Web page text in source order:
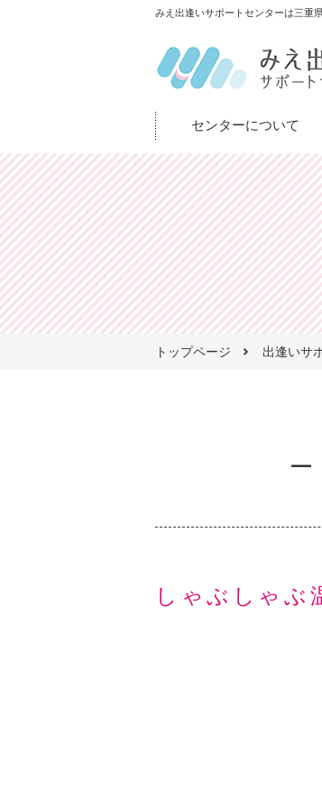
みえ出逢いサポートセンターは三重
センターについて
トップページ 出逢いサ
しゃぶしゃ